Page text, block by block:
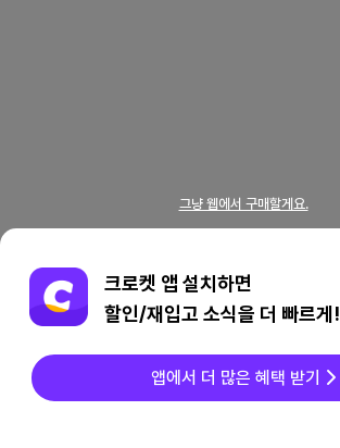
그냥 웹에서 구매할게요.
크로켓 앱 설치하면
할인/재입고 소식을 더 빠르게!
앱에서 더 많은 혜택 받기